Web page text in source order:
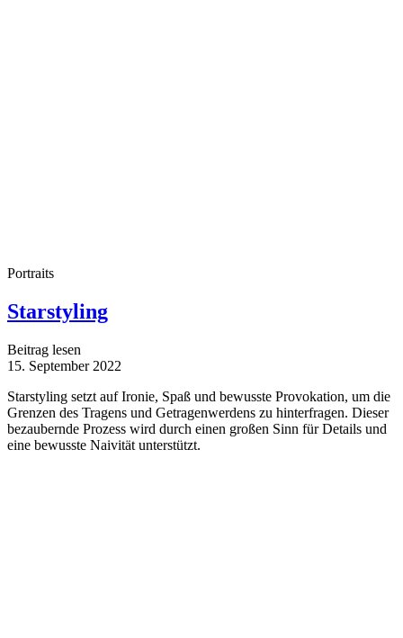
Portraits
Starstyling
Beitrag lesen
15. September 2022
Starstyling setzt auf Ironie, Spaß und bewusste Provokation, um die
Grenzen des Tragens und Getragenwerdens zu hinterfragen. Dieser
bezaubernde Prozess wird durch einen großen Sinn für Details und
eine bewusste Naivität unterstützt.